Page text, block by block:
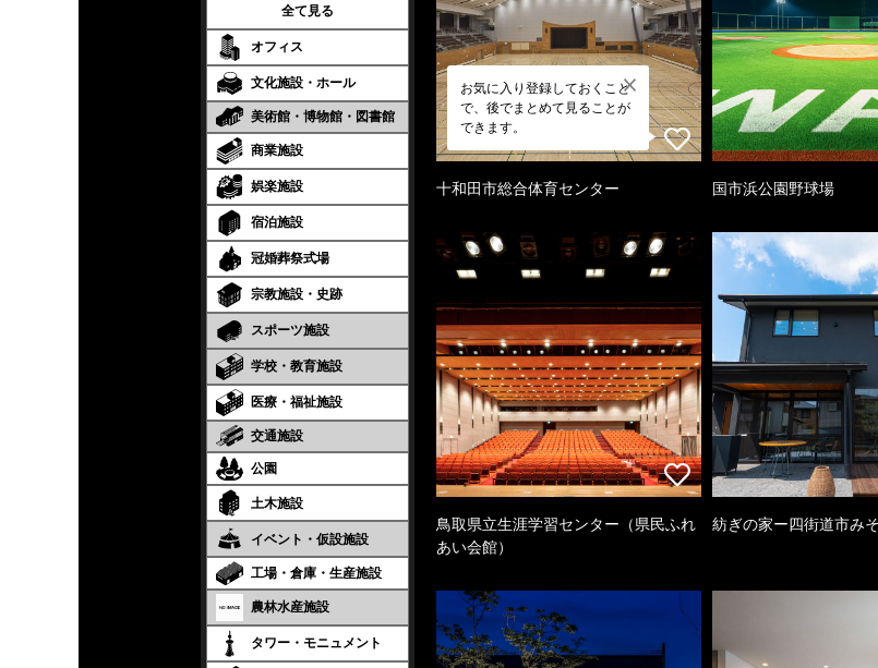
全て見る
オフィス
文化施設・ホール
美術館・博物館・図書館
商業施設
娯楽施設
宿泊施設
冠婚葬祭式場
宗教施設・史跡
スポーツ施設
学校・教育施設
医療・福祉施設
交通施設
公園
土木施設
イベント・仮設施設
工場・倉庫・生産施設
農林水産施設
タワー・モニュメント
お気に入り登録しておくこと
で、後でまとめて見ることが
できます。
十和田市総合体育センター 国市浜公園野球場
鳥取県立生涯学習センター（県民ふれ
あい会館）
紡ぎの家ー四街道市み